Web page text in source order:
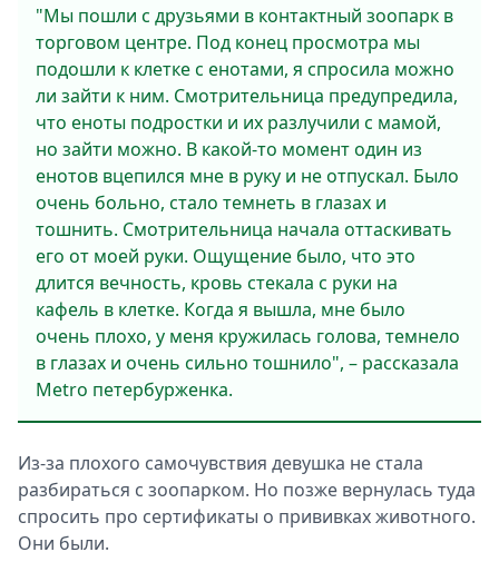
"Мы пошли с друзьями в контактный зоопарк в
торговом центре. Под конец просмотра мы
подошли к клетке с енотами, я спросила можно
ли зайти к ним. Смотрительница предупредила,
что еноты подростки и их разлучили с мамой,
но зайти можно. В какой-то момент один из
енотов вцепился мне в руку и не отпускал. Было
очень больно, стало темнеть в глазах и
тошнить. Смотрительница начала оттаскивать
его от моей руки. Ощущение было, что это
длится вечность, кровь стекала с руки на
кафель в клетке. Когда я вышла, мне было
очень плохо, у меня кружилась голова, темнело
в глазах и очень сильно тошнило", – рассказала
Metro петербурженка.
Из-за плохого самочувствия девушка не стала
разбираться с зоопарком. Но позже вернулась туда
спросить про сертификаты о прививках животного.
Они были.